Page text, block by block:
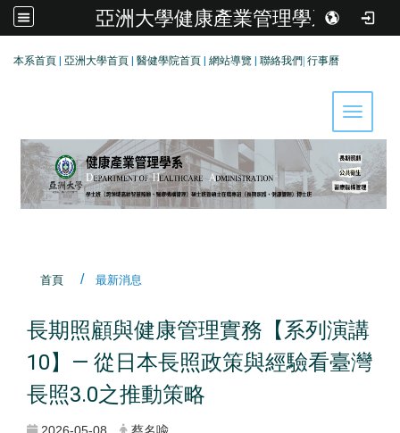
亞洲大學健康產業管理學系
本系首頁 亞洲大學首頁 醫健學院首頁 網站導覽 聯絡我們 行事曆
Toggle
首頁 最新消息
長期照顧與健康管理實務【系列演講
10】— 從日本長照政策與經驗看臺灣
長照3.0之推動策略
2026-05-08 蔡名喩